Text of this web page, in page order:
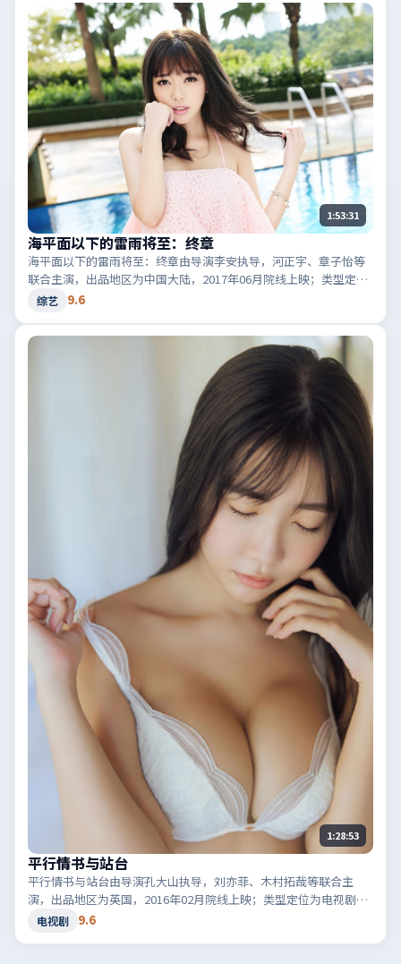
1:53:31
海平面以下的雷雨将至：终章
海平面以下的雷雨将至：终章由导演李安执导，河正宇、章子怡等
联合主演，出品地区为中国大陆，2017年06月院线上映；类型定位
为综艺·喜剧，轻快节奏与生活化笑点。适合检索「中国大陆喜
综艺 9.6
1:28:53
平行情书与站台
平行情书与站台由导演孔大山执导，刘亦菲、木村拓哉等联合主
演，出品地区为英国，2016年02月院线上映；类型定位为电视剧·
悬疑，真相在最后一刻揭晓。适合检索「英国悬疑」「2016高分电
电视剧 9.6